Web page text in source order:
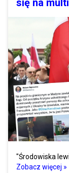
się na
"Środowiska
Zobacz więcej »